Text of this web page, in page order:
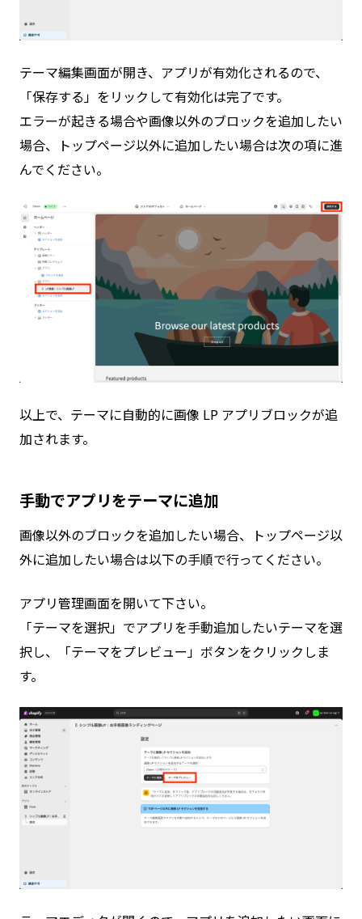
テーマ編集画面が開き、アプリが有効化されるので、
「保存する」をリックして有効化は完了です。
エラーが起きる場合や画像以外のブロックを追加したい
場合、トップページ以外に追加したい場合は次の項に進
んでください。
以上で、テーマに自動的に画像 LP アプリブロックが追
加されます。
手動でアプリをテーマに追加
画像以外のブロックを追加したい場合、トップページ以
外に追加したい場合は以下の手順で行ってください。
アプリ管理画面を開いて下さい。
「テーマを選択」でアプリを手動追加したいテーマを選
択し、「テーマをプレビュー」ボタンをクリックしま
す。